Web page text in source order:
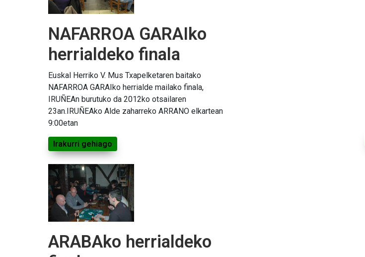
NAFARROA GARAIko
herrialdeko finala
Euskal Herriko V. Mus Txapelketaren baitako
NAFARROA GARAIko herrialde mailako finala,
IRUÑEAn burutuko da 2012ko otsailaren
23an.IRUÑEAko Alde zaharreko ARRANO elkartean
9:00etan
Irakurri gehiago
ARABAko herrialdeko